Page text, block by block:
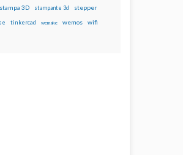
stampa 3D stampante 3d stepper
tinkercad wemake wemos wifi